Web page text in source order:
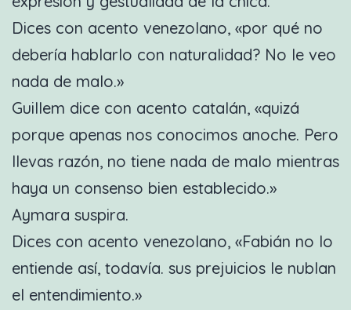
Dices con acento venezolano, «por qué no
debería hablarlo con naturalidad? No le veo
nada de malo.»
Guillem dice con acento catalán, «quizá
porque apenas nos conocimos anoche. Pero
llevas razón, no tiene nada de malo mientras
haya un consenso bien establecido.»
Aymara suspira.
Dices con acento venezolano, «Fabián no lo
entiende así, todavía. sus prejuicios le nublan
el entendimiento.»